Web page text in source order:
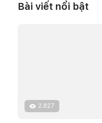
Bài viết nổi bật
2.827